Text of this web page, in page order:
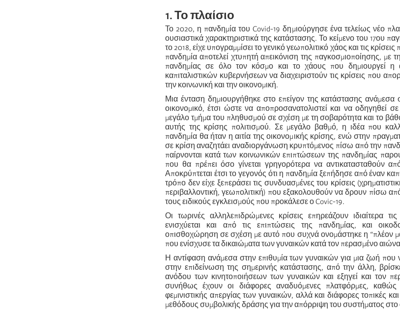
1. Το πλαίσιο
Το 2020, η πανδημία του Covid-19 δημιούργησε ένα τελείως νέο
ουσιαστικά χαρακτηριστικά της κατάστασης. Το κείμενο του 17ου
το 2018, είχε υπογραμμίσει το γενικό γεωπολιτικό χάος και τις
πανδημία αποτελεί χτυπητή απεικόνιση της παγκοσμιοποίησης, με
πανδημίας σε όλο τον κόσμο και το χάους που δημιουργεί η
καπιταλιστικών κυβερνήσεων να διαχειριστούν τις κρίσεις που
την κοινωνική και την οικονομική.
Μια ένταση δημιουργήθηκε στο επείγον της κατάστασης ανάμεσα
οικονομικό, έτσι ώστε να αποπροσανατολιστεί και να οδηγηθεί
μεγάλο τμήμα του πληθυσμού σε σχέση με τη σοβαρότητα και το
αυτής της κρίσης πολιτισμού. Σε μεγάλο βαθμό, η ιδέα που
πανδημία θα ήταν η αιτία της οικονομικής κρίσης, ενώ στην
σε κρίση αναζητάει αναδιοργάνωση κρυπτόμενος πίσω από την
παίρνονται κατά των κοινωνικών επιπτώσεων της πανδημίας
που θα πρέπει όσο γίνεται γρηγορότερα να αντικατασταθούν από
Αποκρύπτεται έτσι το γεγονός ότι η πανδημία ξεπήδησε από έναν
τρόπο δεν είχε ξεπεράσει τις συνδυασμένες του κρίσεις
περιβαλλοντική, γεωπολιτική) που εξακολουθούν να δρουν πίσω
τους ειδικούς εγκλεισμούς που προκάλεσε ο Covic-19.
Οι τωρινές αλληλεπιδρώμενες κρίσεις επηρεάζουν ιδιαίτερα
ενισχύεται και από τις επιπτώσεις της πανδημίας, και
οπισθοχώρηση σε σχέση με αυτό που συχνά ονομάστηκε η “πλέον
που ενίσχυσε τα δικαιώματα των γυναικών κατά τον περασμένο
Η αντίφαση ανάμεσα στην επιθυμία των γυναικών για μια ζωή που
στην επιδείνωση της σημερινής κατάστασης, από την άλλη,
ανόδου των κινητοποιήσεων των γυναικών και εξηγεί και τον
συνήθως έχουν οι διάφορες αναδυόμενες πλατφόρμες, καθώς
φεμινιστικής απεργίας των γυναικών, αλλά και διάφορες τοπικές
μεθόδους συμβολικής δράσης για την απόρριψη του συστήματος